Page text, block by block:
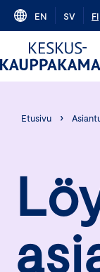
Skip
content
EN SV FI
Etusivu ›